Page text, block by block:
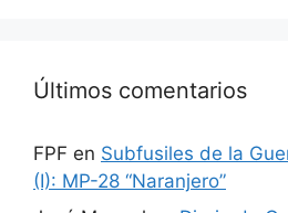
Últimos comentarios
FPF en Subfusiles de la
(I): MP-28 “Naranjero”